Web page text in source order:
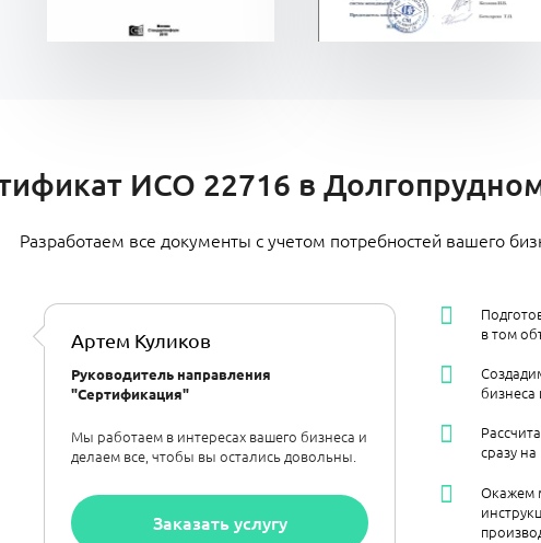
ИСО 22716 в
Разработаем все документы с учетом потребностей вашего
Артем Куликов
Руководитель направления
"Сертификация"
Мы работаем в интересах вашего бизнеса и
делаем все, чтобы вы остались довольны.
Заказать услугу
в том
сразу
Окажем